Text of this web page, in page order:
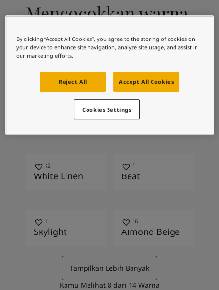
Artikel
Temukan Dealer
Dokumentasi produk
Lembar Data
Soulful Spaces - Koleksi Warna Terbaru dari Jotun
Mencocokkan warna
0486
1376
Mist
10182
White Linen
2587
Beat
1624
Skylight
10966
Almond Beige
Tampilkan Lebih Banyak
Kamu Melihat 8dari 14Warna
By clicking “Accept All Cookies”, you agree to the storing of cookies on
your device to enhance site navigation, analyze site usage, and assist in
our marketing efforts.
Reject All Accept All Cookies
Cookies Settings